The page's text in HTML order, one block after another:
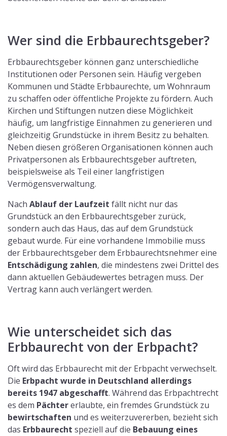
Wer sind die Erbbaurechtsgeber?
Erbbaurechtsgeber können ganz unterschiedliche
Institutionen oder Personen sein. Häufig vergeben
Kommunen und Städte Erbbaurechte, um Wohnraum
zu schaffen oder öffentliche Projekte zu fördern. Auch
Kirchen und Stiftungen nutzen diese Möglichkeit
häufig, um langfristige Einnahmen zu generieren und
gleichzeitig Grundstücke in ihrem Besitz zu behalten.
Neben diesen größeren Organisationen können auch
Privatpersonen als Erbbaurechtsgeber auftreten,
beispielsweise als Teil einer langfristigen
Vermögensverwaltung.
Nach Ablauf der Laufzeit fällt nicht nur das
Grundstück an den Erbbaurechtsgeber zurück,
sondern auch das Haus, das auf dem Grundstück
gebaut wurde. Für eine vorhandene Immobilie muss
der Erbbaurechtsgeber dem Erbbaurechtsnehmer eine
Entschädigung zahlen, die mindestens zwei Drittel des
dann aktuellen Gebäudewertes betragen muss. Der
Vertrag kann auch verlängert werden.
Wie unterscheidet sich das
Erbbaurecht von der Erbpacht?
Oft wird das Erbbaurecht mit der Erbpacht verwechselt.
Die Erbpacht wurde in Deutschland allerdings
bereits 1947 abgeschafft. Während das Erbpachtrecht
es dem Pächtererlaubte, ein fremdes Grundstück zu
bewirtschaften und es weiterzuvererben, bezieht sich
das Erbbaurecht speziell auf die Bebauung eines